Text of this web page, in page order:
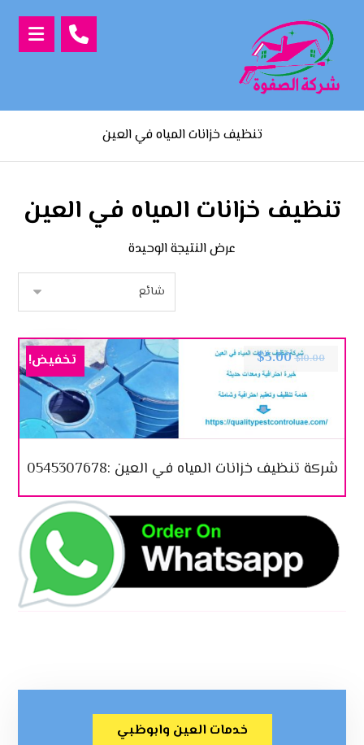
تنظيف خزانات المياه في العين
تنظيف خزانات المياه في العين
عرض النتيجة الوحيدة
شركة تنظيف خزانات المياه في العين :0545307678
$10.00
$5.00 تخفيض!
خدمات العين وابوظبي